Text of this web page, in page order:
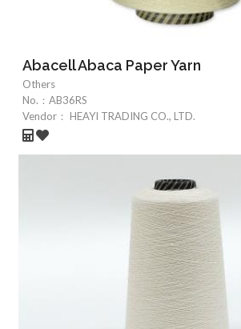
Abacell Abaca Paper Yarn
Others
No.： AB36RS
Vendor：
HEAYI TRADING CO., LTD.